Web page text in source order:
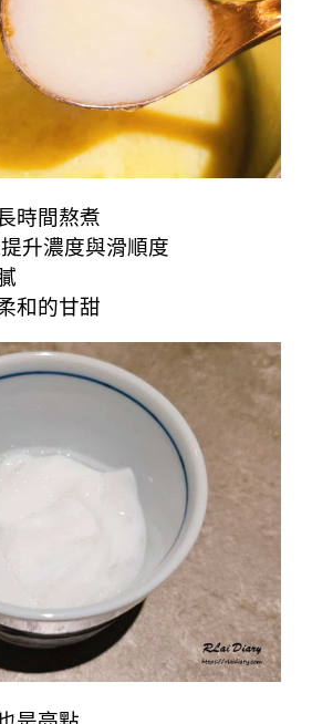
時間熬煮
升濃度與滑順度
和的甘甜